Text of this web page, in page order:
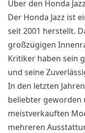
Über den Honda Jazz
Der Honda Jazz ist
seit 2001 herstellt.
großzügigen
Kritiker haben sein
und seine
In den letzten
beliebter geworden
meistverkauften
mehreren